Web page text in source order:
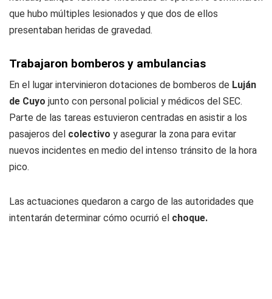
que hubo múltiples lesionados y que dos de ellos
presentaban heridas de gravedad.
Trabajaron bomberos y ambulancias
En el lugar intervinieron dotaciones de bomberos de Luján
de Cuyo junto con personal policial y médicos del SEC.
Parte de las tareas estuvieron centradas en asistir a los
pasajeros del colectivo y asegurar la zona para evitar
nuevos incidentes en medio del intenso tránsito de la hora
pico.
Las actuaciones quedaron a cargo de las autoridades que
intentarán determinar cómo ocurrió el choque.